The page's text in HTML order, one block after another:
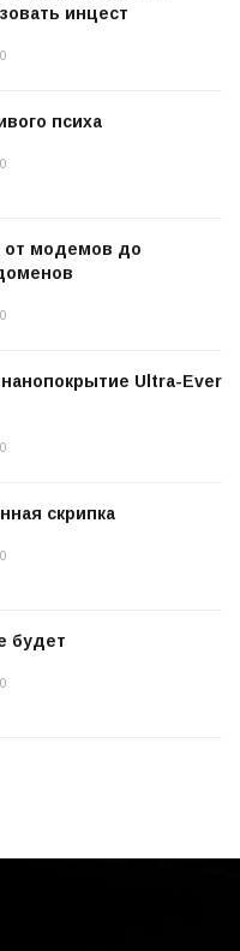
инцест
психа
от модемов до
Ultra-Ever
скрипка
будет